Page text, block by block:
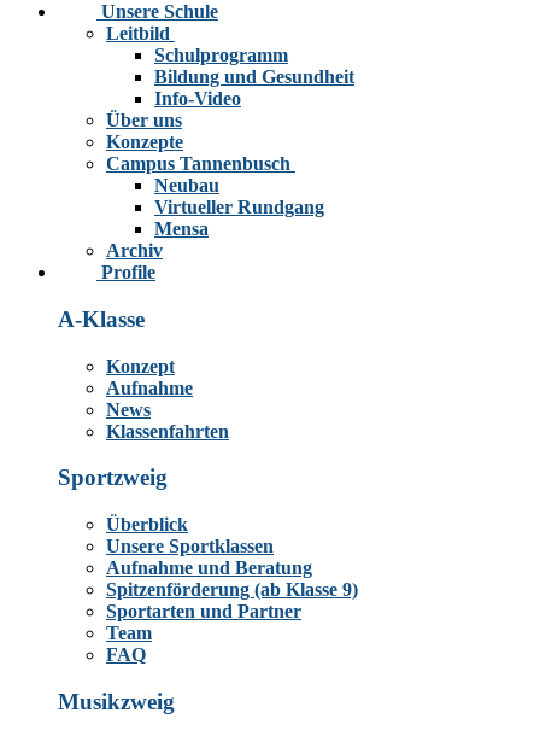
Unsere Schule
Leitbild
Schulprogramm
Bildung und Gesundheit
Info-Video
Über uns
Konzepte
Campus Tannenbusch
Neubau
Virtueller Rundgang
Mensa
Archiv
Profile
A-Klasse
Konzept
Aufnahme
News
Klassenfahrten
Sportzweig
Überblick
Unsere Sportklassen
Aufnahme und Beratung
Spitzenförderung (ab Klasse 9)
Sportarten und Partner
Team
FAQ
Musikzweig